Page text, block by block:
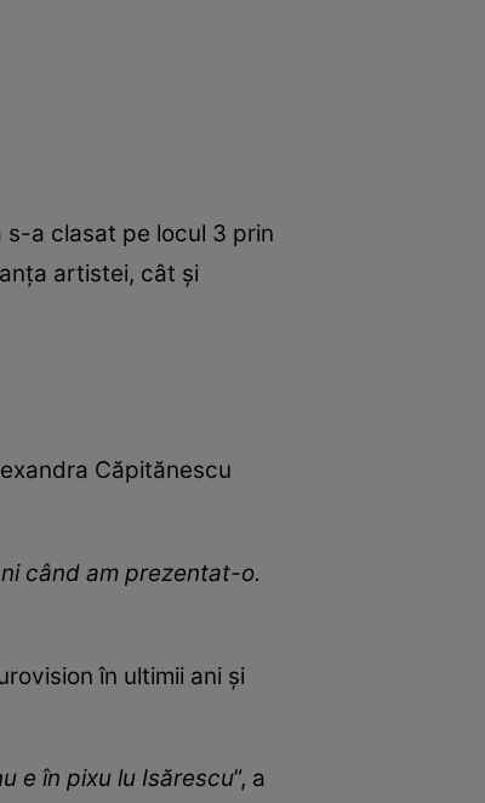
s-a clasat pe locul 3 prin
artistei, cât și
Căpitănescu
când am prezentat-o.
în ultimii ani și
e în pixu lu Isărescu”, a